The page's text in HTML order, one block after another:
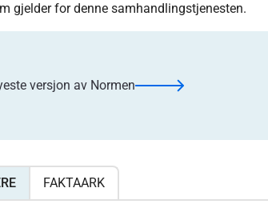
gjelder for denne samhandlingstjenesten.
versjon av Normen
FAKTAARK